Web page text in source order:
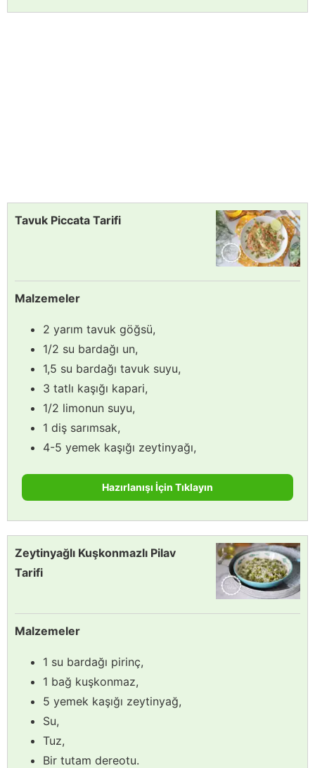
Tavuk Piccata Tarifi
Malzemeler
2 yarım tavuk göğsü,
1/2 su bardağı un,
1,5 su bardağı tavuk suyu,
3 tatlı kaşığı kapari,
1/2 limonun suyu,
1 diş sarımsak,
4-5 yemek kaşığı zeytinyağı,
Hazırlanışı İçin Tıklayın
Zeytinyağlı Kuşkonmazlı Pilav
Tarifi
Malzemeler
1 su bardağı pirinç,
1 bağ kuşkonmaz,
5 yemek kaşığı zeytinyağ,
Su,
Tuz,
Bir tutam dereotu.